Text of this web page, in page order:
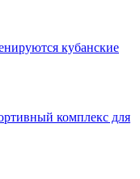
кубанские
комплекс для